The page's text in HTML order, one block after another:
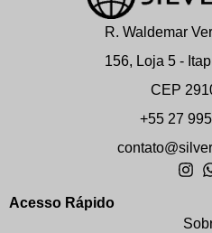
R. Waldemar
156, Loja 5 -
CEP
+55 27
Acesso Rápido